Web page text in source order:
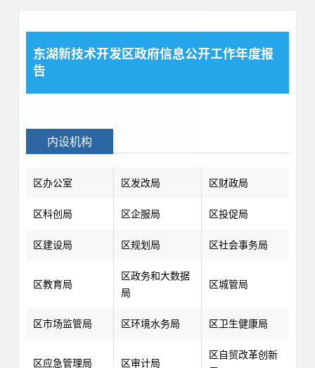
东湖新技术开发区政府信息公开工作年度报
告
内设机构
区办公室 区发改局 区财政局
区科创局 区企服局 区投促局
区建设局 区规划局 区社会事务局
区教育局
区政务和大数据
局
区城管局
区市场监管局 区环境水务局 区卫生健康局
区应急管理局 区审计局
区自贸改革创新